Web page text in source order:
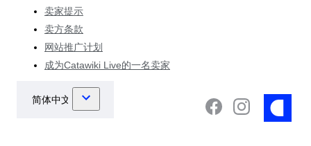
卖家提示
卖方条款
网站推广计划
成为Catawiki Live的一名卖家